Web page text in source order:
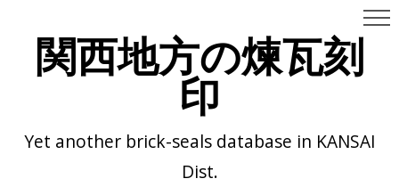
関西地方の煉瓦刻
印
Yet another brick-seals database in KANSAI
Dist.